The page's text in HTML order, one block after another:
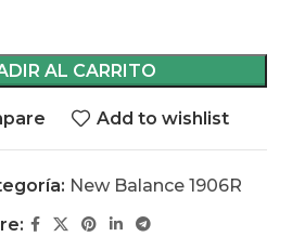
AL CARRITO
Add to wishlist
New Balance 1906R